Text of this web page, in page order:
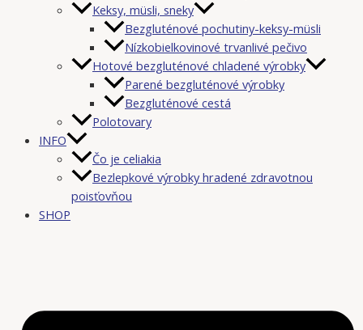
Keksy, müsli, sneky
Bezgluténové pochutiny-keksy-müsli
Nízkobielkovinové trvanlivé pečivo
Hotové bezgluténové chladené výrobky
Parené bezgluténové výrobky
Bezgluténové cestá
Polotovary
INFO
Čo je celiakia
Bezlepkové výrobky hradené zdravotnou
poisťovňou
SHOP